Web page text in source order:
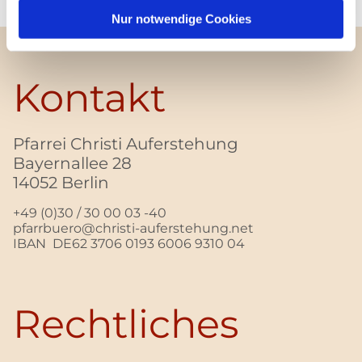
Nur notwendige Cookies
Kontakt
Pfarrei Christi Auferstehung
Bayernallee 28
14052 Berlin
+49 (0)30 / 30 00 03 -40
pfarrbuero@christi-auferstehung.net
IBAN DE62 3706 0193 6006 9310 04
Rechtliches